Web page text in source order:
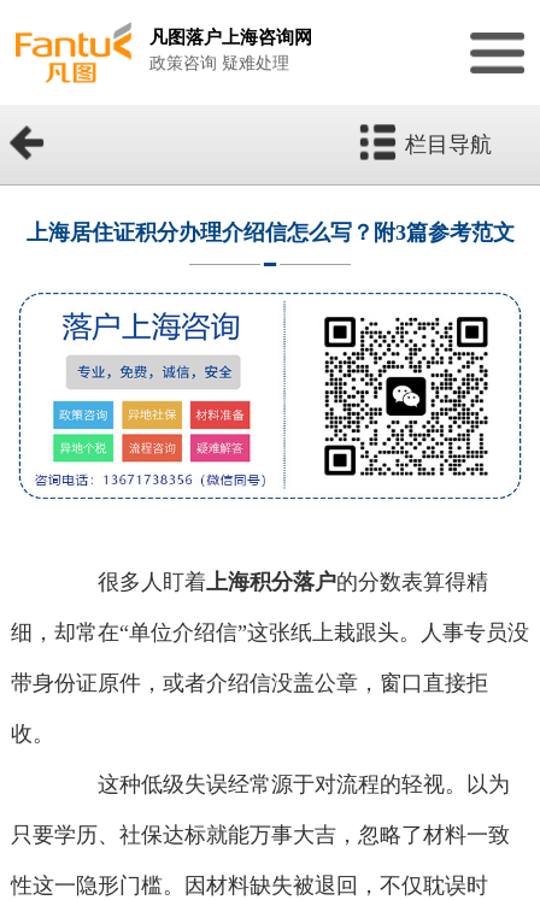
凡图落户上海咨询网
政策咨询 疑难处理
栏目导航
上海居住证积分办理介绍信怎么写？附3篇参考范文
很多人盯着上海积分落户的分数表算得精
细，却常在“单位介绍信”这张纸上栽跟头。人事专员没
带身份证原件，或者介绍信没盖公章，窗口直接拒
收。
这种低级失误经常源于对流程的轻视。以为
只要学历、社保达标就能万事大吉，忽略了材料一致
性这一隐形门槛。因材料缺失被退回，不仅耽误时